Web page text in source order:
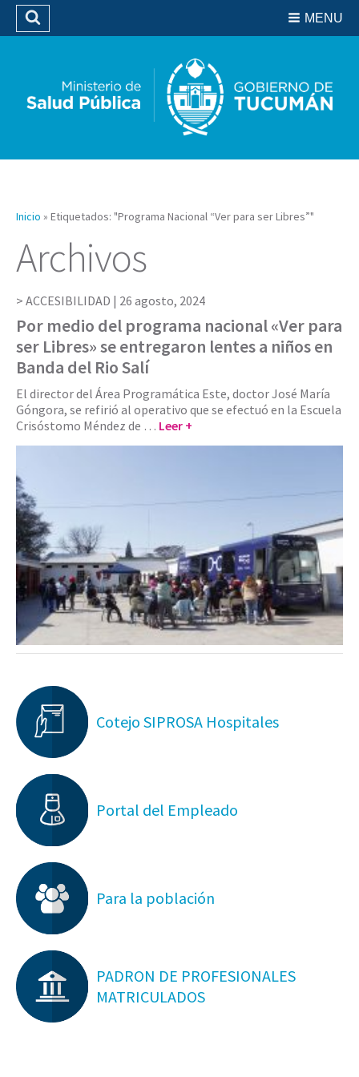
Biblioteca
MENU
Buscar
Inicio » Etiquetados: "Programa Nacional “Ver para ser Libres”"
Archivos
ACCESIBILIDAD | 26 agosto, 2024
Por medio del programa nacional «Ver para
ser Libres» se entregaron lentes a niños en
Banda del Rio Salí
El director del Área Programática Este, doctor José María
Góngora, se refirió al operativo que se efectuó en la Escuela
Crisóstomo Méndez de … Leer +
Cotejo SIPROSA Hospitales
Portal del Empleado
Para la población
PADRON DE PROFESIONALES
MATRICULADOS